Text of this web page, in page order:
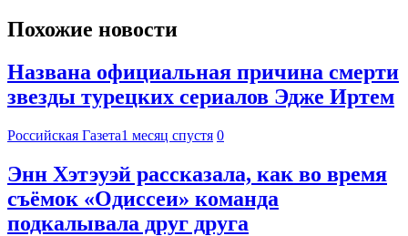
Похожие новости
Названа официальная причина смерти
звезды турецких сериалов Эдже Иртем
Российская Газета1 месяц спустя 0
Энн Хэтэуэй рассказала, как во время
съёмок «Одиссеи» команда
подкалывала друг друга